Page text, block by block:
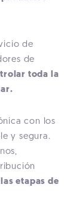
de
de
toda la
con los
y segura.
etapas de